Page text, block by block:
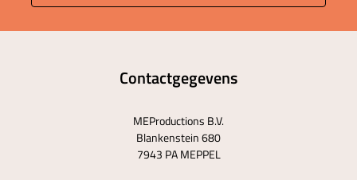
Contactgegevens
MEProductions B.V.
Blankenstein 680
7943 PA MEPPEL